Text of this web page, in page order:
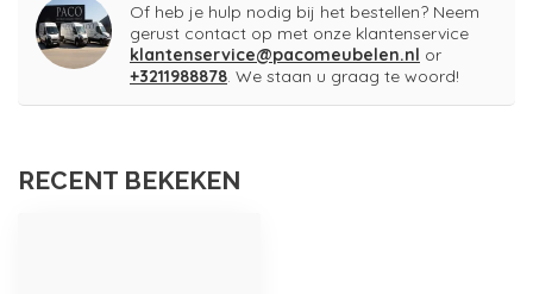
Of heb je hulp nodig bij het bestellen? Neem
gerust contact op met onze klantenservice
klantenservice@pacomeubelen.nl or
+3211988878. We staan u graag te woord!
RECENT BEKEKEN